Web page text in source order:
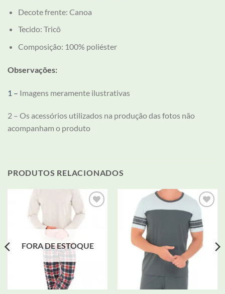
Decote frente: Canoa
Tecido: Tricô
Composição: 100% poliéster
Observações:
1 – Imagens meramente ilustrativas
2 – Os acessórios utilizados na produção das fotos não
acompanham o produto
PRODUTOS RELACIONADOS
Adicionar
FORA DE ESTOQUE
Adicionar
aos meus
desejos